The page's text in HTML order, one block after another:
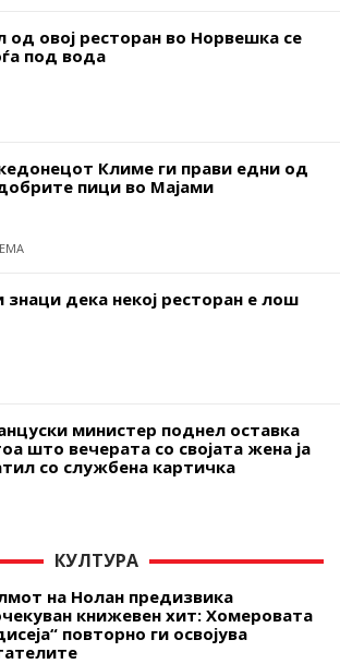
од овој ресторан во Норвешка се
под вода
Климе ги прави едни од
пици во Мајами
знаци дека некој ресторан е лош
министер поднел оставка
што вечерата со својата жена ја
со службена картичка
КУЛТУРА
на Нолан предизвика
книжевен хит: Хомеровата
повторно ги освојува